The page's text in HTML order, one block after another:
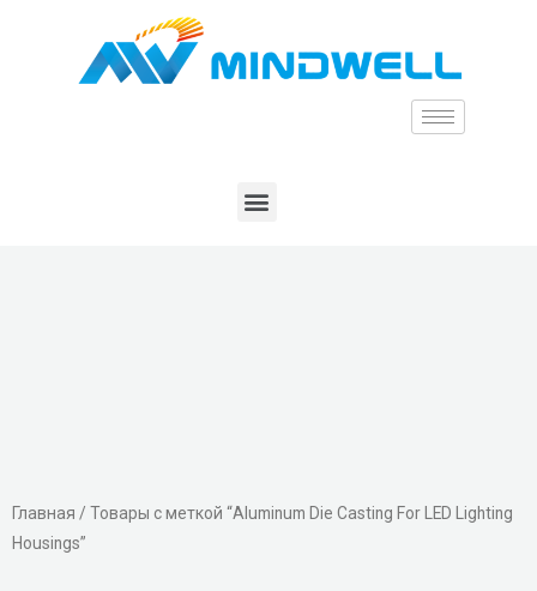
Главная / Товары с меткой “Aluminum Die Casting For LED Lighting
Housings”